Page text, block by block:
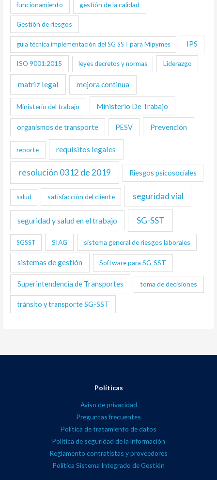
funcionamiento gestión de la calidad
Gestión de riesgos
guía técnica implementación del SG SST para Mipymes IPS
ISO 9001:2015 leyes decretos y normas Liderazgo
matriz legal mejora continua
Ministerio del trabajo Ministerio De Trabajo
organismos de transporte PESV Prevención
reporte requisitos legales
resolución 0312 de 2019 Riesgos psicosociales
salud satisfacción del cliente seguridad vial
seguridad y salud en el trabajo SG-SST
SGSST SIAG sistema general de riesgos laborales
sistemas de gestión Software para SG-SST
Superintendencia de Transportes toma de decisiones
tránsito y transporte SG-SST
Políticas
Aviso de privacidad
Preguntas frecuentes
Política de tratamiento de datos
Política de seguridad de la información
Reglamento contratistas y proveedores
Política Sistema Integrado de Gestión